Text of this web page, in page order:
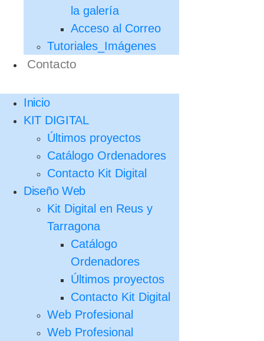
la galería
Acceso al Correo
Tutoriales_Imágenes
Contacto
Inicio
KIT DIGITAL
Últimos proyectos
Catálogo Ordenadores
Contacto Kit Digital
Diseño Web
Kit Digital en Reus y
Tarragona
Catálogo
Ordenadores
Últimos proyectos
Contacto Kit Digital
Web Profesional
Web Profesional